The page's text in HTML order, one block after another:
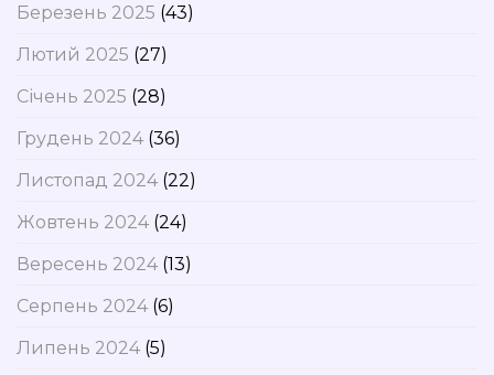
Березень 2025 (43)
Лютий 2025 (27)
Січень 2025 (28)
Грудень 2024(36)
Листопад 2024(22)
Жовтень 2024(24)
Вересень 2024(13)
Серпень 2024(6)
Липень 2024(5)